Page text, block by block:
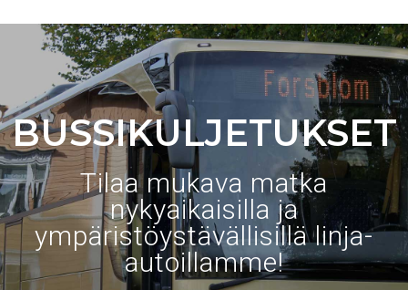
BUSSIKULJETUKSET
Tilaa mukava matka
nykyaikaisilla ja
ympäristöystävällisillä linja-
autoillamme!